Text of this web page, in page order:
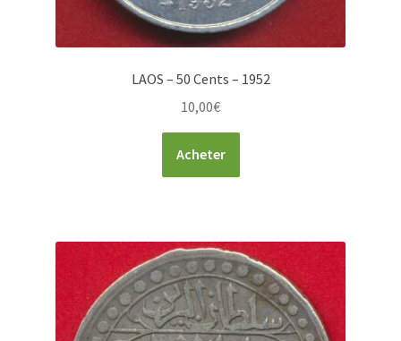
LAOS – 50 Cents – 1952
10,00€
Acheter